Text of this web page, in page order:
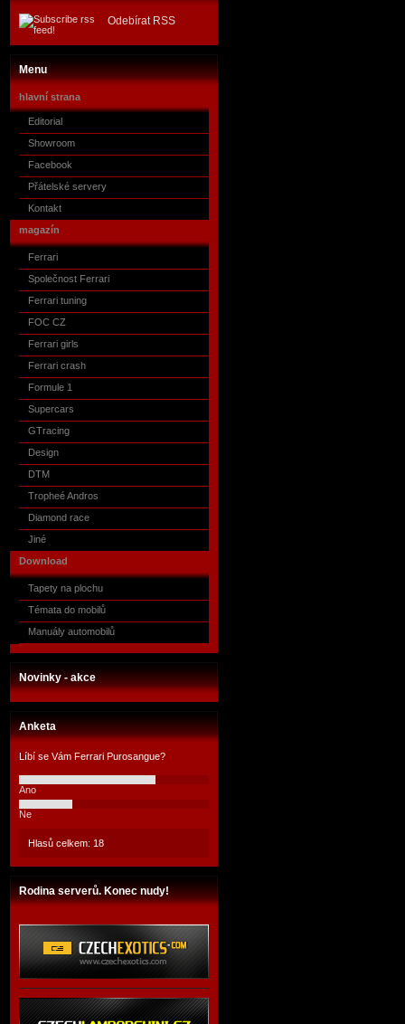
Odebírat RSS
Menu
hlavní strana
Editorial
Showroom
Facebook
Přátelské servery
Kontakt
magazín
Ferrari
Společnost Ferrari
Ferrari tuning
FOC CZ
Ferrari girls
Ferrari crash
Formule 1
Supercars
GTracing
Design
DTM
Tropheé Andros
Diamond race
Jiné
Download
Tapety na plochu
Témata do mobilů
Manuály automobilů
Novinky - akce
Anketa
Líbí se Vám Ferrari Purosangue?
Ano
Ne
Hlasů celkem: 18
Rodina serverů. Konec nudy!